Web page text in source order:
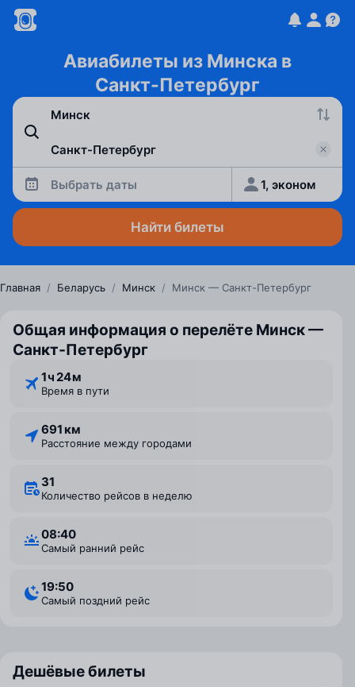
Авиабилеты из Минска в
Санкт-Петербург
Выбрать даты 1, эконом
Найти билеты
Главная / Беларусь / Минск / Минск — Санкт-Петербург
Общая информация о перелёте Минск —
Санкт‑Петербург
1 ⁠ч 24 ⁠м
Время в пути
691 км
Расстояние между городами
31
Количество рейсов в неделю
08:40
Самый ранний рейс
19:50
Самый поздний рейс
Дешёвые билеты